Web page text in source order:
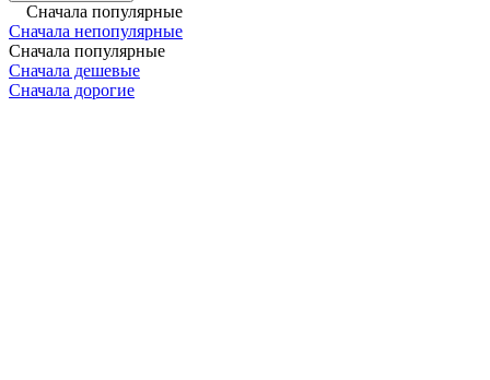
Сначала популярные
Сначала непопулярные
Сначала популярные
Сначала дешевые
Сначала дорогие